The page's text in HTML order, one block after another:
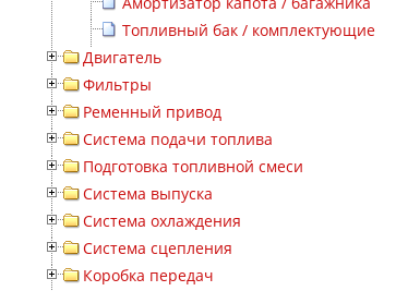
Топливный бак / комплектующие
Двигатель
Фильтры
Ременный привод
Система подачи топлива
Подготовка топливной смеси
Система выпуска
Система охлаждения
Система сцепления
Коробка передач